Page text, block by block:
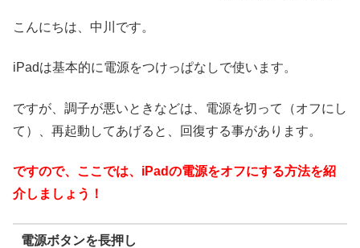
こんにちは、中川です。
iPadは基本的に電源をつけっぱなしで使います。
ですが、調子が悪いときなどは、電源を切って（オフにし
て）、再起動してあげると、回復する事があります。
ですので、ここでは、iPadの電源をオフにする方法を紹
介しましょう！
電源ボタンを長押し